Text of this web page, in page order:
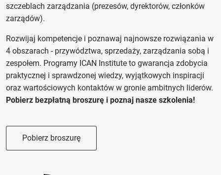
szczeblach zarządzania (prezesów, dyrektorów, członków
zarządów).
Rozwijaj kompetencje i poznawaj najnowsze rozwiązania w
4 obszarach - przywództwa, sprzedaży, zarządzania sobą i
zespołem. Programy ICAN Institute to gwarancja zdobycia
praktycznej i sprawdzonej wiedzy, wyjątkowych inspiracji
oraz wartościowych kontaktów w gronie ambitnych liderów.
Pobierz bezpłatną broszurę i poznaj nasze szkolenia!
Pobierz broszurę